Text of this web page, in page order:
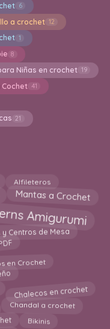
6
a crochet 12
1
8
Niñas en crochet 19
41
21
Alfileteros
Mantas a Crochet
Amigurumi
y Centros de Mesa
en Crochet
Chalecos en crochet
Chandal a crochet
Bikinis